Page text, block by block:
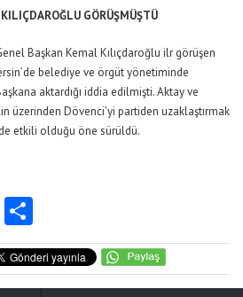
GÖRÜŞMÜŞTÜ
Başkan Kemal Kılıçdaroğlu ilr görüşen
belediye ve örgüt yönetiminde
aktardığı iddia edilmişti. Aktay ve
üzerinden Dövenci’yi partiden uzaklaştırmak
etkili olduğu öne sürüldü.
Email